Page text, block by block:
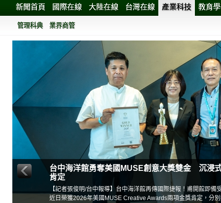
新聞首頁 國際在線 大陸在線 台灣在線 產業科技 教育
管理科典 業界商管
台中海洋館勇奪美國MUSE創意大獎雙金 沉浸
肯定
【記者張俊明/台中報導】台中海洋館再傳國際捷報！甫開館即備
近日榮獲2026年美國MUSE Creative Awards兩項金獎肯定，分